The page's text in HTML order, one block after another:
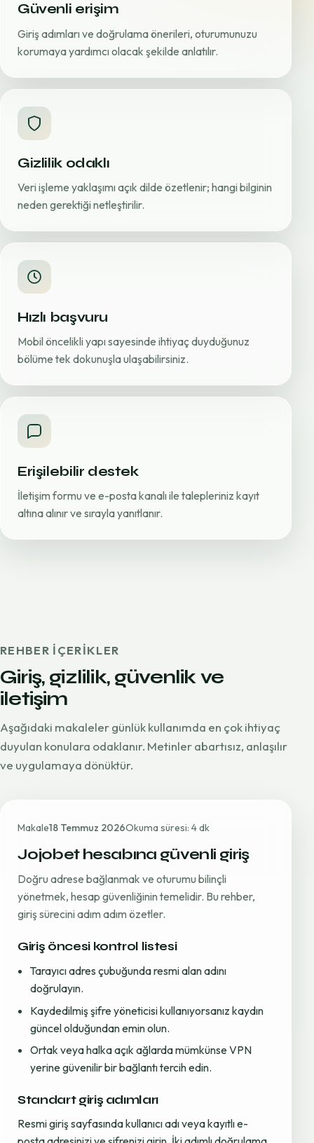
Güvenli erişim
Giriş adımları ve doğrulama önerileri, oturumunuzu
korumaya yardımcı olacak şekilde anlatılır.
Gizlilik odaklı
Veri işleme yaklaşımı açık dilde özetlenir; hangi bilginin
neden gerektiği netleştirilir.
Hızlı başvuru
Mobil öncelikli yapı sayesinde ihtiyaç duyduğunuz
bölüme tek dokunuşla ulaşabilirsiniz.
Erişilebilir destek
İletişim formu ve e-posta kanalı ile talepleriniz kayıt
altına alınır ve sırayla yanıtlanır.
REHBER IÇERIKLER
Giriş, gizlilik, güvenlik ve
iletişim
Aşağıdaki makaleler günlük kullanımda en çok ihtiyaç
duyulan konulara odaklanır. Metinler abartısız, anlaşılır
ve uygulamaya dönüktür.
Makale18 Temmuz 2026Okuma süresi: 4 dk
Jojobet hesabına güvenli giriş
Doğru adrese bağlanmak ve oturumu bilinçli
yönetmek, hesap güvenliğinin temelidir. Bu rehber,
giriş sürecini adım adım özetler.
Giriş öncesi kontrol listesi
Tarayıcı adres çubuğunda resmi alan adını
doğrulayın.
Kaydedilmiş şifre yöneticisi kullanıyorsanız kaydın
güncel olduğundan emin olun.
Ortak veya halka açık ağlarda mümkünse VPN
yerine güvenilir bir bağlantı tercih edin.
Standart giriş adımları
Resmi giriş sayfasında kullanıcı adı veya kayıtlı e-